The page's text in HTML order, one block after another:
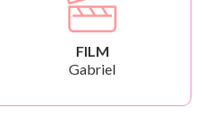
FILM
Gabriel